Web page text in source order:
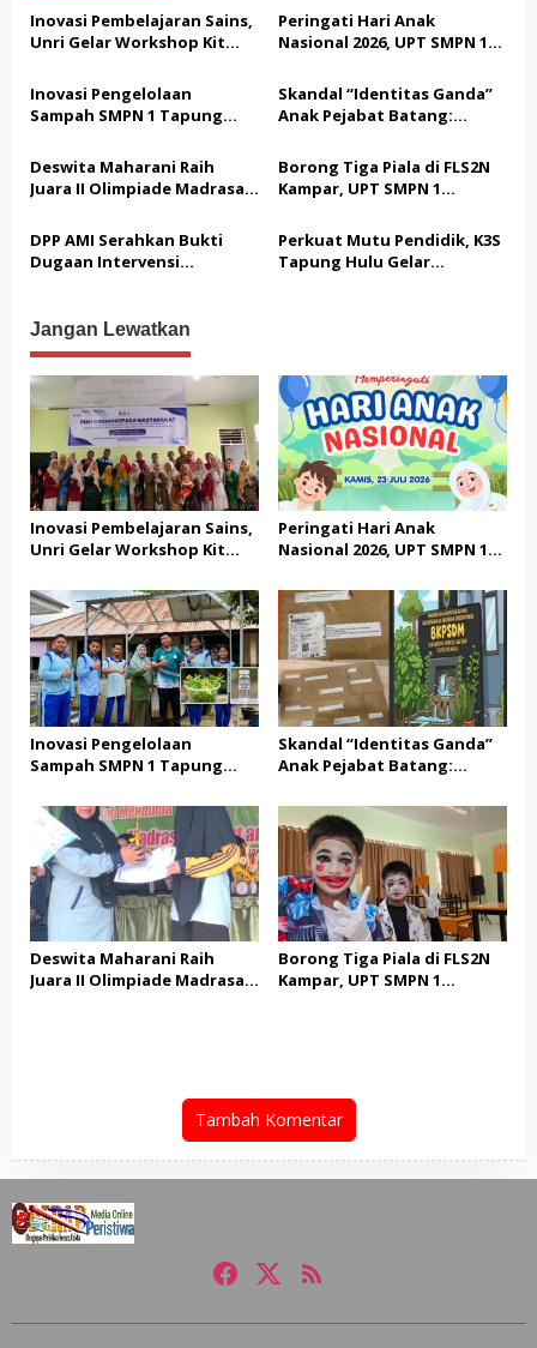
s
i
p
o
s
Inovasi Pembelajaran Sains,
Unri Gelar Workshop Kit
UPT SMPN I Tapung Hulu
Peringati Hari Anak
Nasional 2026, UPT SMPN 1
Komitmen Sekolah Ramah
Anak
Inovasi Pengelolaan
Sampah SMPN 1 Tapung
Insektisida Ramah
Lingkungan
Skandal “Identitas Ganda”
Anak Pejabat Batang:
Melawan Gurita Pengaruh
Birokrasi
Deswita Maharani Raih
Juara II Olimpiade Madrasah
Borong Tiga Piala di FLS2N
Kampar, UPT SMPN 1
Tingkat Provinsi
DPP AMI Serahkan Bukti
Dugaan Intervensi
Perkuat Mutu Pendidik, K3S
Tapung Hulu Gelar
Jangan Lewatkan
Inovasi Pembelajaran Sains,
Unri Gelar Workshop Kit
UPT SMPN I Tapung Hulu
Peringati Hari Anak
Nasional 2026, UPT SMPN 1
Komitmen Sekolah Ramah
Anak
Inovasi Pengelolaan
Sampah SMPN 1 Tapung
Insektisida Ramah
Lingkungan
Skandal “Identitas Ganda”
Anak Pejabat Batang:
Melawan Gurita Pengaruh
Birokrasi
Deswita Maharani Raih
Juara II Olimpiade Madrasah
Borong Tiga Piala di FLS2N
Kampar, UPT SMPN 1
Tambah Komentar